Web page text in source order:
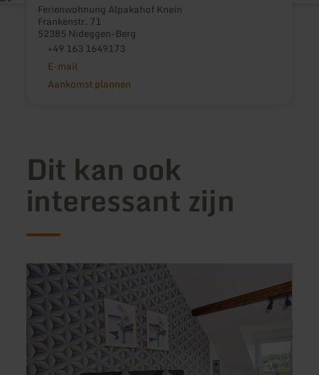
Ferienwohnung Alpakahof Knein
Frankenstr. 71
52385 Nideggen-Berg
+49 163 1649173
E-mail
Aankomst plannen
Dit kan ook
interessant zijn
meer
informatie
over:
Am
Vulkan
Maar,
Ferienwohnung